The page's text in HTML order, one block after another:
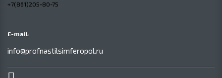
+7(861)205-80-75
E-mail:
info@profnastilsimferopol.ru